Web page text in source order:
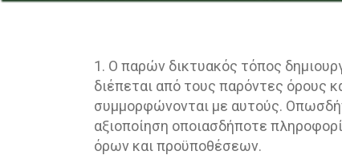
1. Ο παρών δικτυακός τόπος
διέπεται από τους παρόντες όρους
συμμορφώνονται με αυτούς.
αξιοποίηση οποιασδήποτε
όρων και προϋποθέσεων.